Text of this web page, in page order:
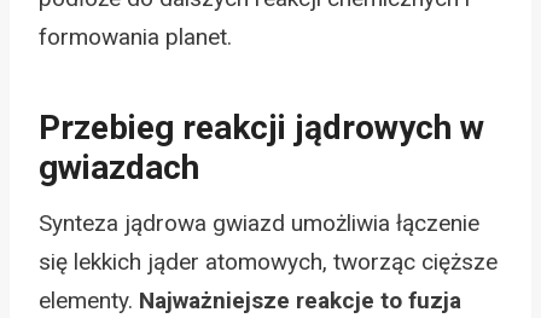
formowania planet.
Przebieg reakcji jądrowych w
gwiazdach
Synteza jądrowa gwiazd umożliwia łączenie
się lekkich jąder atomowych, tworząc cięższe
elementy. Najważniejsze reakcje to fuzja